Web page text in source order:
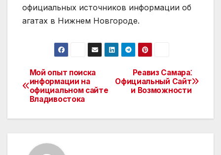
официальных источников информации об
агатах в Нижнем Новгороде.
Навигация
по
записям
Реавиз Самара⁚
Официальный Сайт
и Возможности
Мой опыт поиска
информации на
официальном сайте
Владивостока